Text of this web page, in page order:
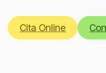
Cita Online